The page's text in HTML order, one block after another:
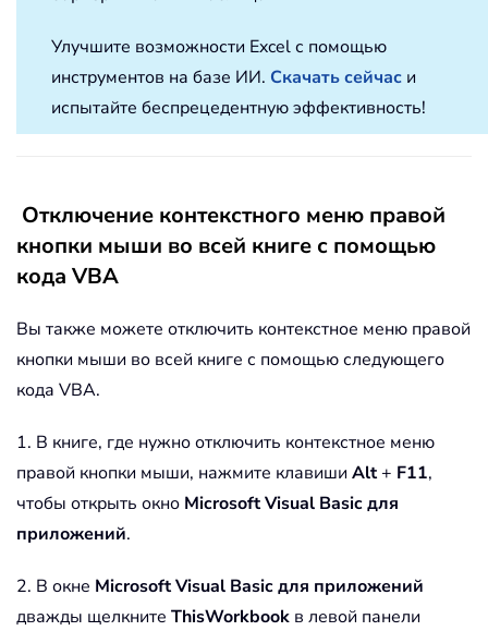
Улучшите возможности Excel с помощью
инструментов на базе ИИ. Скачать сейчас и
испытайте беспрецедентную эффективность!
Отключение контекстного меню правой
кнопки мыши во всей книге с помощью
кода VBA
Вы также можете отключить контекстное меню правой
кнопки мыши во всей книге с помощью следующего
кода VBA.
1. В книге, где нужно отключить контекстное меню
правой кнопки мыши, нажмите клавиши Alt+ F11,
чтобы открыть окно Microsoft Visual Basic для
приложений.
2. В окне Microsoft Visual Basic для приложений
дважды щелкните ThisWorkbook в левой панели